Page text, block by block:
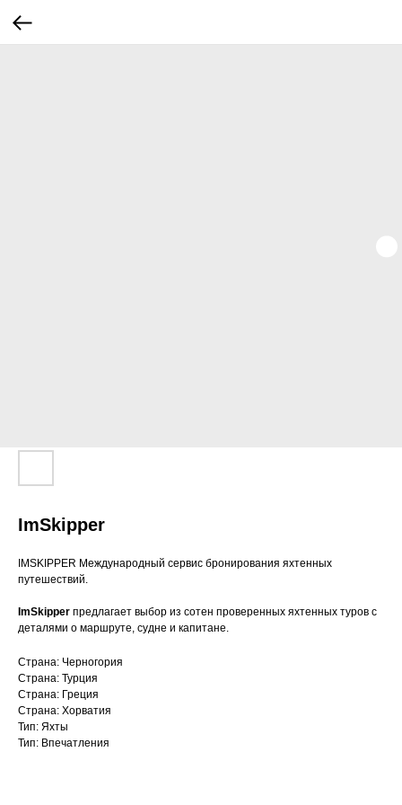
ImSkipper
IMSKIPPER Международный сервис бронирования яхтенных
путешествий.
ImSkipper предлагает выбор из сотен проверенных яхтенных туров с
деталями о маршруте, судне и капитане.
Страна: Черногория
Страна: Турция
Страна: Греция
Страна: Хорватия
Тип: Яхты
Тип: Впечатления